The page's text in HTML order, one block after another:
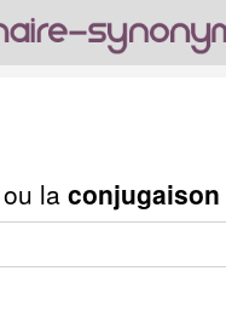
ou la conjugaison